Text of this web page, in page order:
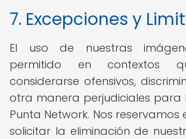
7. Excepciones y
El uso de nuestras
permitido en contextos
considerarse ofensivos,
otra manera perjudiciales para
Punta Network. Nos reservamos
solicitar la eliminación de